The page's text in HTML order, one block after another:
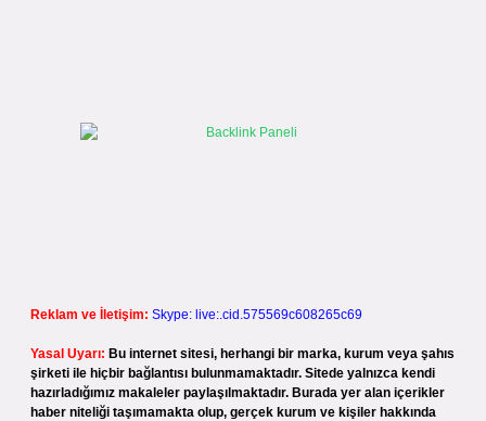
Reklam ve İletişim: Skype: live:.cid.575569c608265c69
Yasal Uyarı: Bu internet sitesi, herhangi bir marka, kurum veya şahıs
şirketi ile hiçbir bağlantısı bulunmamaktadır. Sitede yalnızca kendi
hazırladığımız makaleler paylaşılmaktadır. Burada yer alan içerikler
haber niteliği taşımamakta olup, gerçek kurum ve kişiler hakkında